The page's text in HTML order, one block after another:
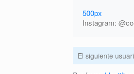
500px
Instagram:
El siguiente